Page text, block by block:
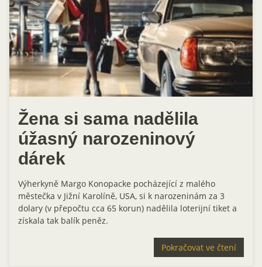
Žena si sama nadělila
úžasný narozeninový
dárek
Výherkyně Margo Konopacke pocházející z malého
městečka v Jižní Karolíně, USA, si k narozeninám za 3
dolary (v přepočtu cca 65 korun) nadělila loterijní tiket a
získala tak balík peněz.
Pokračovat ve čtení